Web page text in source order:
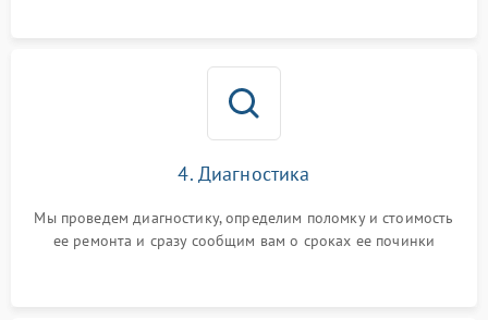
4. Диагностика
Мы проведем диагностику, определим поломку и стоимость
ее ремонта и сразу сообщим вам о сроках ее починки